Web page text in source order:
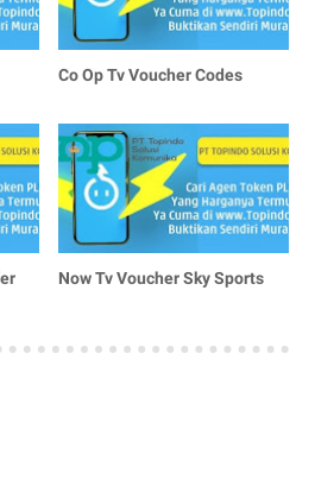
Co Op Tv Voucher Codes
Now Tv Voucher Sky Sports